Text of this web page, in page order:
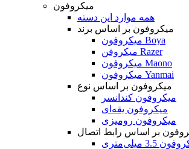
میکروفون
همه موارد این دسته
میکروفون بر اساس برند
میکروفون Boya
میکروفن Razer
میکروفون Maono
میکروفون Yanmai
میکروفون بر اساس نوع
میکروفون کندانسر
میکروفون یقه‌ای
میکروفون رومیزی
بر اساس رابط اتصال
3.5 میلی‌متری